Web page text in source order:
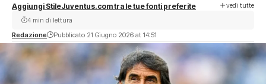
Aggiungi StileJuventus.com tra le tue fonti preferite vedi tutte
Redazione Pubblicato 21 Giugno 2026 at 14:51
4 min di lettura